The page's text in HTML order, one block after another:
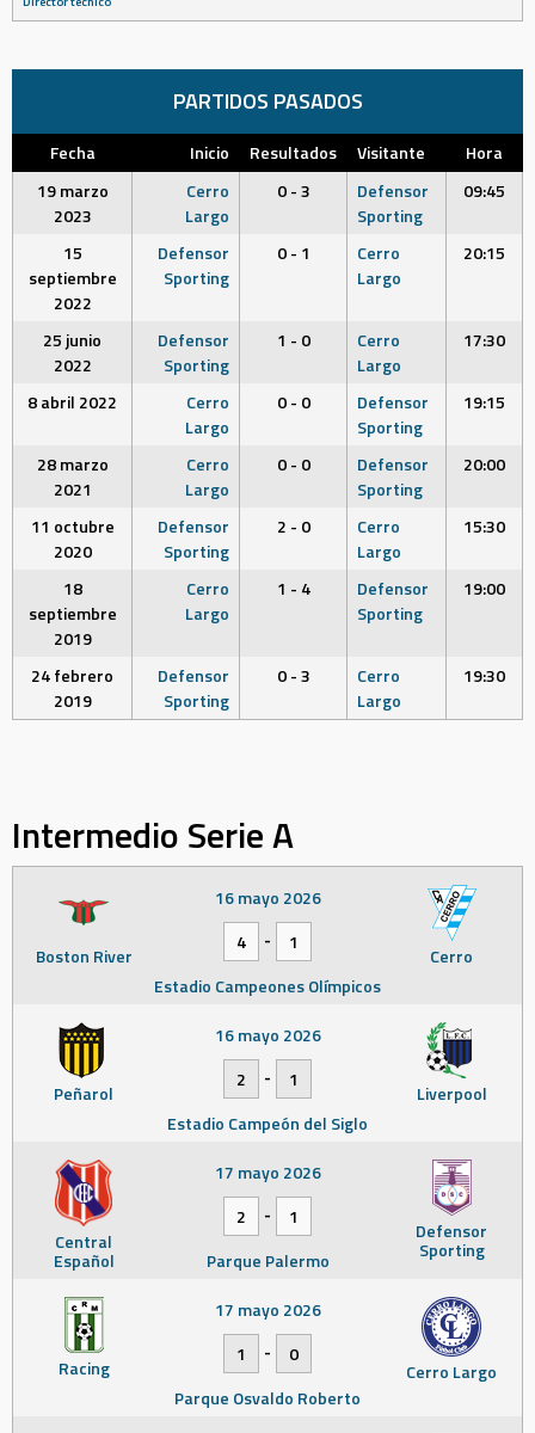
PARTIDOS PASADOS
Fecha Inicio Resultados Visitante
Hora
19 marzo
2023
Cerro
Largo
0 - 3
Defensor
Sporting
09:45
15
septiembre
2022
Defensor
Sporting
0 - 1
Cerro
Largo
20:15
25 junio
2022
Defensor
Sporting
1 - 0
Cerro
Largo
17:30
8 abril 2022
Cerro
Largo
0 - 0
Defensor
Sporting
19:15
28 marzo
2021
Cerro
Largo
0 - 0
Defensor
Sporting
20:00
11 octubre
2020
Defensor
Sporting
2 - 0
Cerro
Largo
15:30
18
septiembre
2019
Cerro
Largo
1 - 4
Defensor
Sporting
19:00
24 febrero
2019
Defensor
Sporting
0 - 3
Cerro
Largo
19:30
Intermedio Serie A
Boston River Cerro
16 mayo 2026
4
-
1
Estadio Campeones Olímpicos
Peñarol Liverpool
16 mayo 2026
2
-
1
Estadio Campeón del Siglo
Central
Español
Defensor
Sporting
17 mayo 2026
2
-
1
Parque Palermo
Racing Cerro Largo
17 mayo 2026
1
-
0
Parque Osvaldo Roberto